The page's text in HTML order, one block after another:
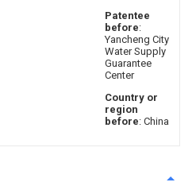
Patentee
before:
Yancheng City
Water Supply
Guarantee
Center
Country or
region
before: China